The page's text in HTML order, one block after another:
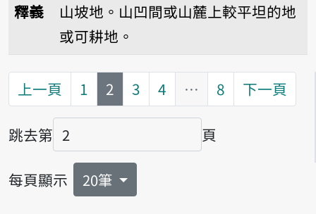
釋義
山坡地。山凹間或山麓上較平坦的地
或可耕地。
上一頁 1 第
2 3 4 … 8 下一頁
跳去第
頁碼
頁
每頁顯示 20筆